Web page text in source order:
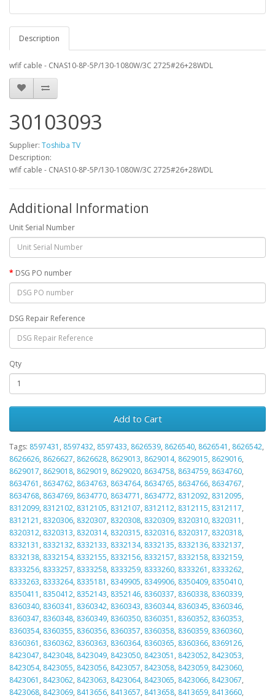
Description
wfif cable - CNAS10-8P-5P/130-1080W/3C 2725#26+28WDL
30103093
Supplier: Toshiba TV
Description:
wfif cable - CNAS10-8P-5P/130-1080W/3C 2725#26+28WDL
Additional Information
Unit Serial Number
DSG PO number
DSG Repair Reference
Qty
Add to Cart
Tags: 8597431 , 8597432, 8597433, 8626539, 8626540, 8626541 , 8626542,
8626626, 8626627, 8626628, 8629013, 8629014, 8629015, 8629016,
8629017, 8629018, 8629019, 8629020, 8634758, 8634759, 8634760,
8634761 , 8634762, 8634763, 8634764, 8634765, 8634766, 8634767,
8634768, 8634769, 8634770, 8634771 , 8634772, 8312092, 8312095,
8312099, 8312102, 8312105, 8312107, 8312112, 8312115, 8312117,
8312121 , 8320306, 8320307, 8320308, 8320309, 8320310, 8320311 ,
8320312, 8320313, 8320314, 8320315, 8320316, 8320317, 8320318,
8332131 , 8332132, 8332133, 8332134, 8332135, 8332136, 8332137,
8332138, 8332154, 8332155, 8332156, 8332157, 8332158, 8332159,
8333256, 8333257, 8333258, 8333259, 8333260, 8333261 , 8333262,
8333263, 8333264, 8335181 , 8349905, 8349906, 8350409, 8350410,
8350411 , 8350412, 8352143, 8352146, 8360337, 8360338, 8360339,
8360340, 8360341 , 8360342, 8360343, 8360344, 8360345, 8360346,
8360347, 8360348, 8360349, 8360350, 8360351 , 8360352, 8360353,
8360354, 8360355, 8360356, 8360357, 8360358, 8360359, 8360360,
8360361 , 8360362, 8360363, 8360364, 8360365, 8360366, 8369126,
8423047, 8423048, 8423049, 8423050, 8423051 , 8423052, 8423053,
8423054, 8423055, 8423056, 8423057, 8423058, 8423059, 8423060,
8423061 , 8423062, 8423063, 8423064, 8423065, 8423066, 8423067,
8423068, 8423069, 8413656, 8413657, 8413658, 8413659, 8413660,